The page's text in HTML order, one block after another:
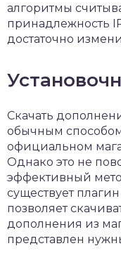
алгоритмы
принадлежность
достаточно
Скачать
обычным способом
официальном
Однако это не
эффективный
существует
позволяет
дополнения из
представлен